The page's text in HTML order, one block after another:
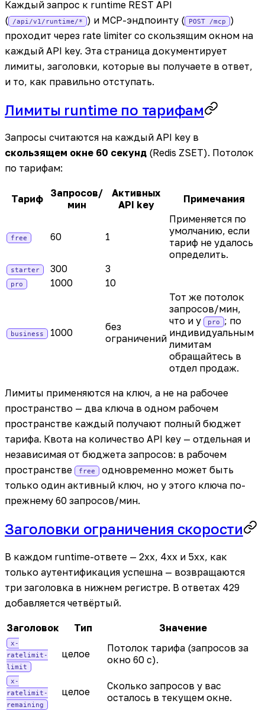
Каждый запрос к runtime REST API
( /api/v1/runtime/* ) и MCP-эндпоинту ( POST /mcp
)
проходит через rate limiter со скользящим окном на
каждый API key. Эта страница документирует
лимиты, заголовки, которые вы получаете в ответ,
и то, как правильно отступать.
Лимиты runtime по тарифам
Запросы считаются на каждый API key в
скользящем окне 60 секунд (Redis ZSET). Потолок
по тарифам:
Тариф
Запросов/
мин
Активных
API key
Примечания
free 60 1
Применяется по
умолчанию, если
тариф не удалось
определить.
starter 300 3
pro 1000 10
business 1000
без
ограничений
Тот же потолок
запросов/мин,
что и у
pro
; по
индивидуальным
лимитам
обращайтесь в
отдел продаж.
Лимиты применяются на ключ, а не на рабочее
пространство — два ключа в одном рабочем
пространстве каждый получают полный бюджет
тарифа. Квота на количество API key — отдельная и
независимая от бюджета запросов: в рабочем
пространстве
free
одновременно может быть
только один активный ключ, но у этого ключа по-
прежнему 60 запросов/мин.
Заголовки ограничения скорости
В каждом runtime-ответе — 2xx, 4xx и 5xx, как
только аутентификация успешна — возвращаются
три заголовка в нижнем регистре. В ответах 429
добавляется четвёртый.
Заголовок Тип Значение
x-
ratelimit-
limit
целое
Потолок тарифа (запросов за
окно 60 с).
x-
ratelimit-
remaining
целое
Сколько запросов у вас
осталось в текущем окне.